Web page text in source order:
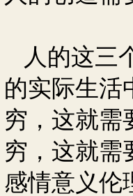
人的这三
的实际生活
穷，这就需
穷，这就需
感情意义伦